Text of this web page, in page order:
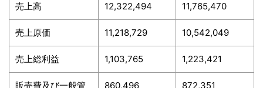
売上高 12,322,494 11,765,470
売上原価 11,218,729 10,542,049
売上総利益 1,103,765 1,223,421
販売費及び一般管
860,496 872,351